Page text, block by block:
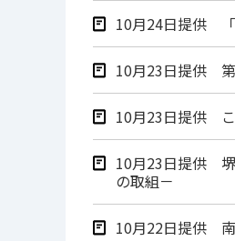
10月24日提供
10月23日提供 第
10月23日提供 こ
10月23日提供 堺
の取組－
10月22日提供 南